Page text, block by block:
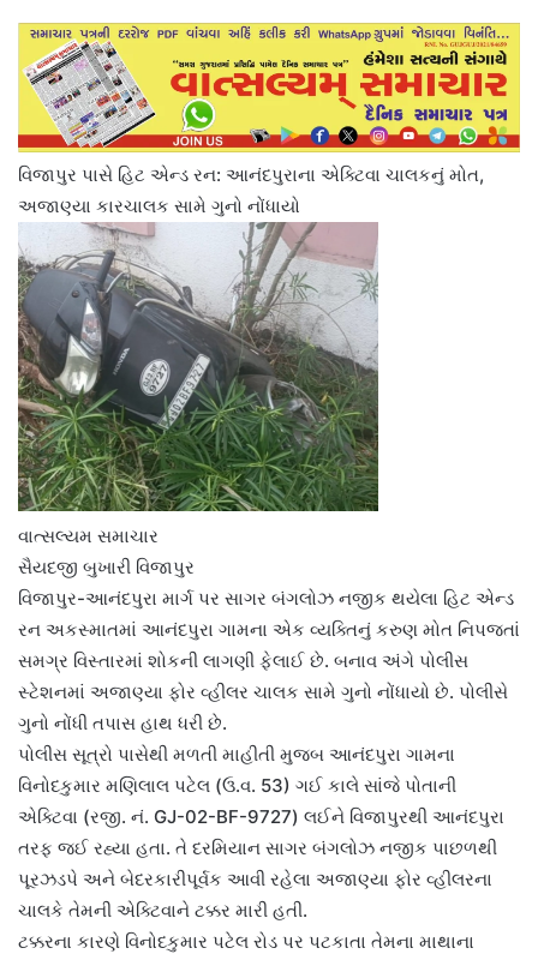
વિજાપુર પાસે હિટ એન્ડ રન: આનંદપુરાના એક્ટિવા ચાલકનું મોત,
અજાણ્યા કારચાલક સામે ગુનો નોંધાયો
વાત્સલ્યમ સમાચાર
સૈયદજી બુખારી વિજાપુર
વિજાપુર-આનંદપુરા માર્ગ પર સાગર બંગલોઝ નજીક થયેલા હિટ એન્ડ
રન અકસ્માતમાં આનંદપુરા ગામના એક વ્યક્તિનું કરુણ મોત નિપજતાં
સમગ્ર વિસ્તારમાં શોકની લાગણી ફેલાઈ છે. બનાવ અંગે પોલીસ
સ્ટેશનમાં અજાણ્યા ફોર વ્હીલર ચાલક સામે ગુનો નોંધાયો છે. પોલીસે
ગુનો નોંધી તપાસ હાથ ધરી છે.
પોલીસ સૂત્રો પાસેથી મળતી માહીતી મુજબ આનંદપુરા ગામના
વિનોદકુમાર મણિલાલ પટેલ (ઉ.વ. 53) ગઈ કાલે સાંજે પોતાની
એક્ટિવા (રજી. નં. GJ-02-BF-9727) લઈને વિજાપુરથી આનંદપુરા
તરફ જઈ રહ્યા હતા. તે દરમિયાન સાગર બંગલોઝ નજીક પાછળથી
પૂરઝડપે અને બેદરકારીપૂર્વક આવી રહેલા અજાણ્યા ફોર વ્હીલરના
ચાલકે તેમની એક્ટિવાને ટક્કર મારી હતી.
ટક્કરના કારણે વિનોદકુમાર પટેલ રોડ પર પટકાતા તેમના માથાના